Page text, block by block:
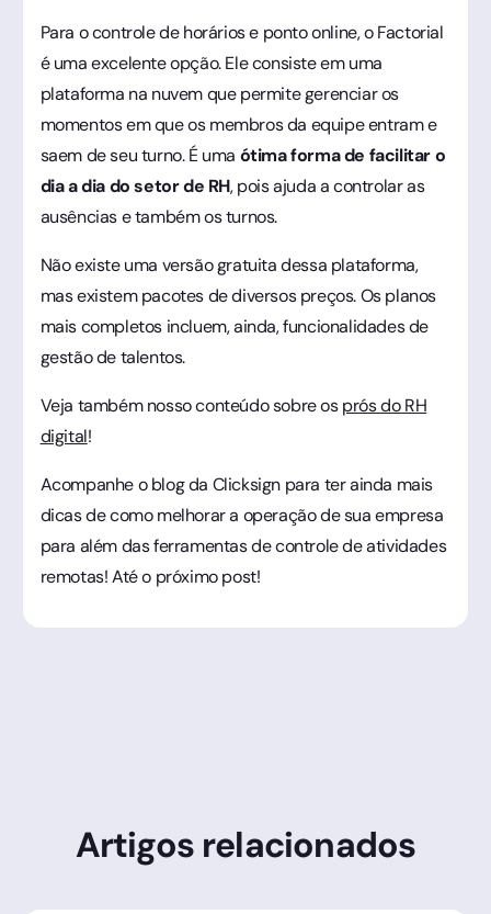
Para o controle de horários e ponto online, o Factorial
é uma excelente opção. Ele consiste em uma
plataforma na nuvem que permite gerenciar os
momentos em que os membros da equipe entram e
saem de seu turno. É uma ótima forma de facilitar o
dia a dia do setor de RH, pois ajuda a controlar as
ausências e também os turnos.
Não existe uma versão gratuita dessa plataforma,
mas existem pacotes de diversos preços. Os planos
mais completos incluem, ainda, funcionalidades de
gestão de talentos.
Veja também nosso conteúdo sobre osprós do RH
digital!
Acompanhe o blog da Clicksign para ter ainda mais
dicas de como melhorar a operação de sua empresa
para além das ferramentas de controle de atividades
remotas! Até o próximo post!
Artigos relacionados